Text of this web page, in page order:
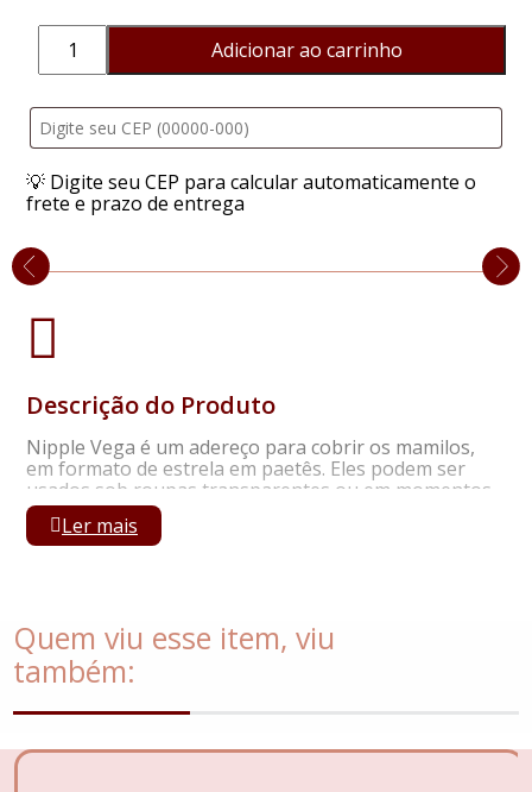
Paetê
quantidade
Adicionar ao carrinho
💡 Digite seu CEP para calcular automaticamente o
frete e prazo de entrega
Descrição do Produto
Nipple Vega é um adereço para cobrir os mamilos,
em formato de estrela em paetês. Eles podem ser
usados sob roupas transparentes ou em momentos
íntimos para adicionar um toque de sensualidade ao
visual. Nas cores preto e vermelho. Não acompanha
acessórios.
Ler mais
Quem viu esse item, viu
também: